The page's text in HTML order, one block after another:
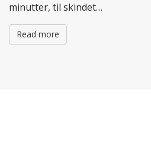
minutter, til skindet…
Read more